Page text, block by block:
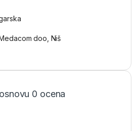
doo, Niš
0 ocena